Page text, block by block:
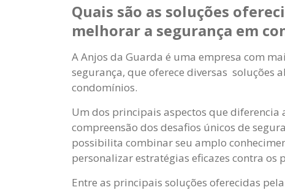
Quais são as soluções
melhorar a segurança em
A Anjos da Guarda é uma empresa com
segurança, que oferece diversas soluções
condomínios.
Um dos principais aspectos que diferencia
compreensão dos desafios únicos de
possibilita combinar seu amplo
personalizar estratégias eficazes contra
Entre as principais soluções oferecidas